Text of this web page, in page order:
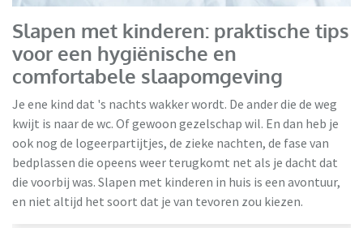
Slapen met kinderen: praktische tips
voor een hygiënische en
comfortabele slaapomgeving
Je ene kind dat 's nachts wakker wordt. De ander die de weg
kwijt is naar de wc. Of gewoon gezelschap wil. En dan heb je
ook nog de logeerpartijtjes, de zieke nachten, de fase van
bedplassen die opeens weer terugkomt net als je dacht dat
die voorbij was. Slapen met kinderen in huis is een avontuur,
en niet altijd het soort dat je van tevoren zou kiezen.